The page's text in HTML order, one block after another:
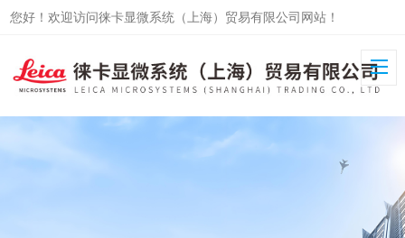
您好！欢迎访问徕卡显微系统（上海）贸易有限公司网站！